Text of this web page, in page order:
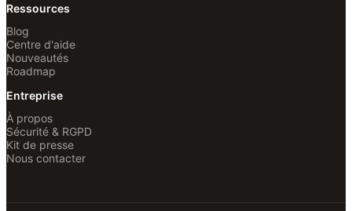
Ressources
Blog
Centre d'aide
Nouveautés
Roadmap
Entreprise
À propos
Sécurité & RGPD
Kit de presse
Nous contacter